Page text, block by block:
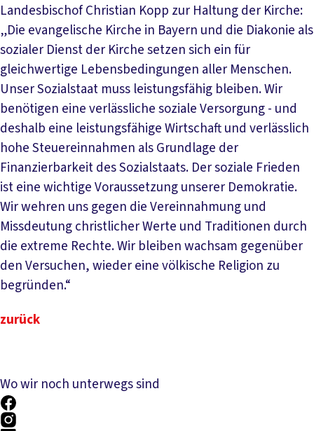
Landesbischof Christian Kopp zur Haltung der Kirche:
„Die evangelische Kirche in Bayern und die Diakonie als
sozialer Dienst der Kirche setzen sich ein für
gleichwertige Lebensbedingungen aller Menschen.
Unser Sozialstaat muss leistungsfähig bleiben. Wir
benötigen eine verlässliche soziale Versorgung - und
deshalb eine leistungsfähige Wirtschaft und verlässlich
hohe Steuereinnahmen als Grundlage der
Finanzierbarkeit des Sozialstaats. Der soziale Frieden
ist eine wichtige Voraussetzung unserer Demokratie.
Wir wehren uns gegen die Vereinnahmung und
Missdeutung christlicher Werte und Traditionen durch
die extreme Rechte. Wir bleiben wachsam gegenüber
den Versuchen, wieder eine völkische Religion zu
begründen.“
zurück
Wo wir noch unterwegs sind